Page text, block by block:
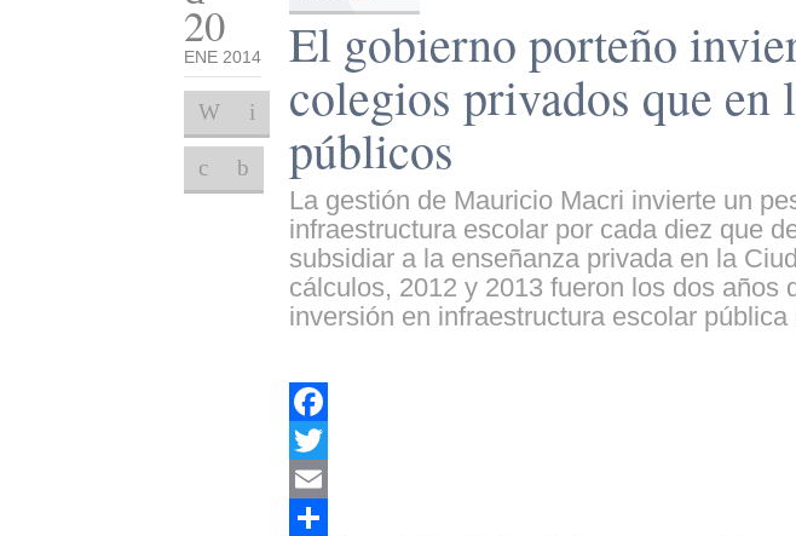
20
ENE 2014
El gobierno porteño
colegios privados que en
públicos
La gestión de Mauricio Macri invierte un
infraestructura escolar por cada diez que
subsidiar a la enseñanza privada en la
cálculos, 2012 y 2013 fueron los dos años
inversión en infraestructura escolar pública
Facebook
Twitter
Email